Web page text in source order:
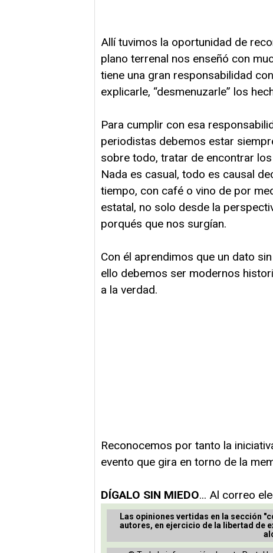
Allí tuvimos la oportunidad de
plano terrenal nos enseñó con
tiene una gran responsabilidad
explicarle, “desmenuzarle” los
Para cumplir con esa
periodistas debemos estar
sobre todo, tratar de encontrar
Nada es casual, todo es causal
tiempo, con café o vino de por
estatal, no solo desde la
porqués que nos surgían.
Con él aprendimos que un dato
ello debemos ser modernos
a la verdad.
Reconocemos por tanto la
evento que gira en torno de la
DÍGALO SIN MIEDO... Al correo
Las opiniones vertidas en la sección
autores, en ejercicio de la libertad de